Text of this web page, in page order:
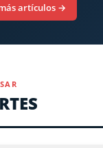
artículos →